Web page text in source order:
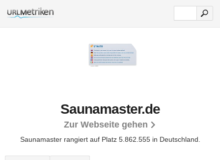
Saunamaster.de
Zur Webseite gehen
Saunamaster rangiert auf Platz 5.862.555 in Deutschland.